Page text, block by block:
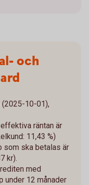
och
(2025-10-01),
räntan är
11,43 %)
som ska betalas är
kr).
med
under 12 månader